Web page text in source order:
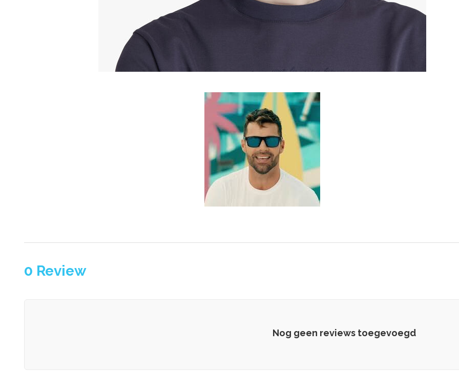
0 Review
Nog geen reviews toegevoegd